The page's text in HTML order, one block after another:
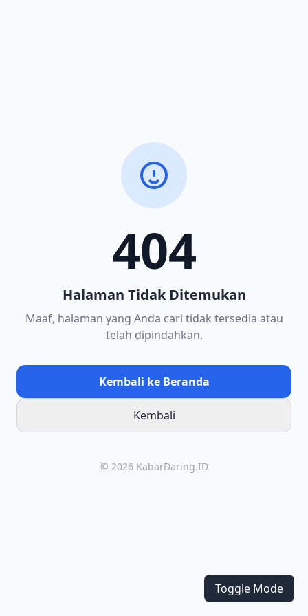
404
Halaman Tidak Ditemukan
Maaf, halaman yang Anda cari tidak tersedia atau
telah dipindahkan.
Kembali ke Beranda
Kembali
© 2026 KabarDaring.ID
Toggle Mode